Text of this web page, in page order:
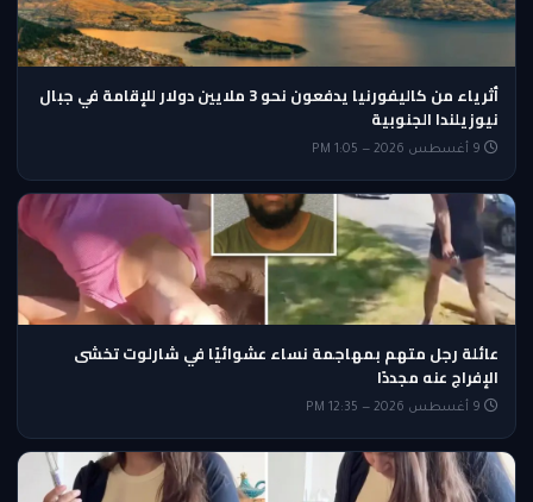
أثرياء من كاليفورنيا يدفعون نحو 3 ملايين دولار للإقامة في جبال
نيوزيلندا الجنوبية
عائلة رجل متهم بمهاجمة نساء عشوائيًا في شارلوت تخشى
الإفراج عنه مجددًا